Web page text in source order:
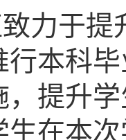
力于
本科
提升
在本